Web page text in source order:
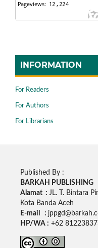
INFORMATION
For Readers
For Authors
For Librarians
Published By :
BARKAH PUBLISHING
Alamat : JL. T. Bintara
Kota Banda Aceh
E-mail :
HP/WA : +62